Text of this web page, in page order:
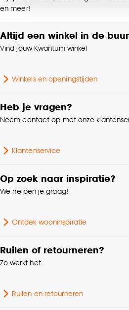
noodzakelijke cookies te
accepteren door op ‘Cookies
klikken.
Goed om te weten is dat je
kan aanpassen, bekijk hiervoor
Serie
Breedte 9
Garantietermijn
Hoogte
Met oor
Aantal stuks
en meer!
Altijd een winkel in de
Vind jouw Kwantum winkel
Winkels en openingstijden
Heb je vragen?
Neem contact op met onze
Klantenservice
Op zoek naar inspiratie?
We helpen je graag!
Ontdek wooninspiratie
Ruilen of retourneren?
Zo werkt het
Ruilen en retourneren